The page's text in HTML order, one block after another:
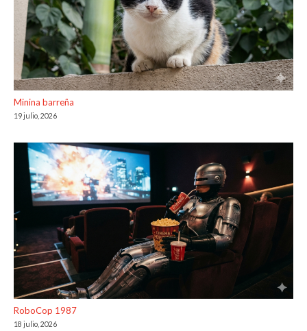
Minina barreña
19 julio, 2026
RoboCop 1987
18 julio, 2026